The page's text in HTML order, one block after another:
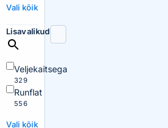
Vali kõik
Lisavalikud
Veljekaitsega
329
Runflat
556
Vali kõik